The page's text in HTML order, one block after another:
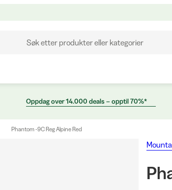
Søk etter produkter eller kategorier
Oppdag over 14.000 deals – opptil 70%*
Phantom -9C Reg Alpine Red